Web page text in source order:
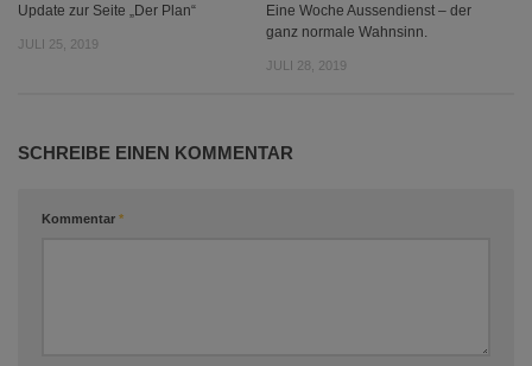
Update zur Seite „Der Plan“
JULI 25, 2019
Eine Woche Aussendienst – der
ganz normale Wahnsinn.
JULI 28, 2019
SCHREIBE EINEN KOMMENTAR
Kommentar *